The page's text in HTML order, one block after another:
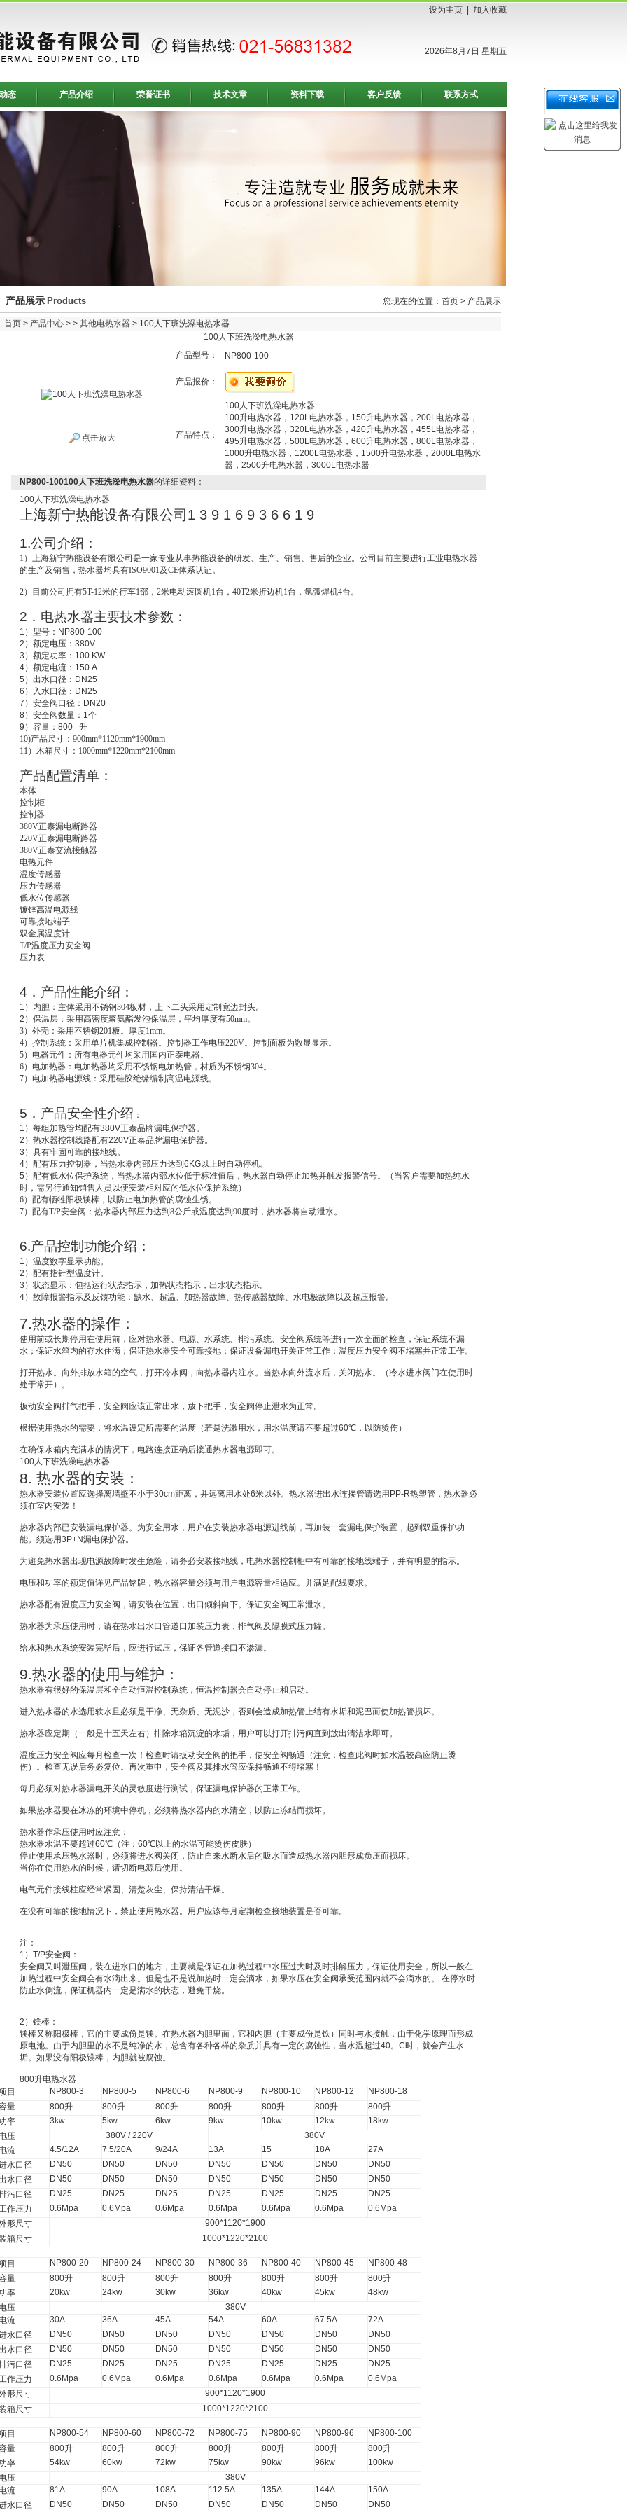
设为主页 加入收藏
2026年8月7日 星期五
态 产品介绍 荣誉证书 技术文章 资料下载 客户反馈 联系方式
产品展示 Products 您现在的位置： 首页 > 产品展示
首页 > 产品中心 > > 其他电热水器 > 100人下班洗澡电热水器
100人下班洗澡电热水器
点击放大
产品型号： NP800-100
产品报价：
产品特点：
100人下班洗澡电热水器
100升电热水器，120L电热水器，150升电热水器，200L电热水器，
300升电热水器，320L电热水器，420升电热水器，455L电热水器，
495升电热水器，500L电热水器，600升电热水器，800L电热水器，
1000升电热水器，1200L电热水器，1500升电热水器，2000L电热水
器，2500升电热水器，3000L电热水器
NP800-100100人下班洗澡电热水器的详细资料：
100人下班洗澡电热水器
上海新宁热能设备有限公司 1 3 9 1 6 9 3 6 6 1 9
1.公司介绍：
1 ）上海新宁热能设备有限公司是一家专业从事热能设备的研发、生产、销售、售后的企业。公司目前主要进行工业电热水器
的生产及销售，热水器均具有ISO9001及CE体系认证。
2）目前公司拥有5T-12米的行车1部，2米电动滚圆机1台，40T2米折边机1台，氩弧焊机4台。
2 ．电热水器主要技术参数：
1 ）型号： NP800-100
2 ）额定电压： 380V
3 ）额定功率： 100 KW
4）额定电流： 150 A
5 ）出水口径： DN25
6 ）入水口径： DN25
7 ）安全阀口径： DN20
8）安全阀数量： 1个
9 ）容量： 800 升
10)产品尺寸：900mm*1120mm*1900mm
11 ）木箱尺寸：1000mm*1220mm*2100mm
产品配置清单：
本体
控制柜
控制器
380V正泰漏电断路器
220V正泰漏电断路器
380V正泰交流接触器
电热元件
温度传感器
压力传感器
低水位传感器
镀锌高温电源线
可靠接地端子
双金属温度计
T/P温度压力安全阀
压力表
4 ．产品性能介绍：
1 ） 内胆：主体采用不锈钢304板材，上下二头采用定制宽边封头。
2 ） 保温层：采用高密度聚氨酯发泡保温层，平均厚度有50mm。
3）外壳：采用不锈钢201板。厚度1mm。
4）控制系统：采用单片机集成控制器。控制器工作电压220V。控制面板为数显显示。
5）电器元件：所有电器元件均采用国内正泰电器。
6）电加热器：电加热器均采用不锈钢电加热管，材质为不锈钢304。
7）电加热器电源线：采用硅胶绝缘编制高温电源线。
5 ．产品安全性介绍 ：
1 ）每组加热管均配有380V正泰品牌漏电保护器。
2 ）热水器控制线路配有220V正泰品牌漏电保护器。
3 ）具有牢固可靠的接地线。
4）配有压力控制器，当热水器内部压力达到 6KG以上时自动停机。
5 ）配有低水位保护系统， 当热水器内部水位低于标准值后，热水器自动停止加热并触发报警信号。（当客户需要加热纯水
时，需另行通知销售人员以便安装相对应的低水位保护系统）
6）配有牺牲阳极镁棒，以防止电加热管的腐蚀生锈。
7）配有T/P安全阀：热水器内部压力达到8公斤或温度达到90度时，热水器将自动泄水。
6.产品控制功能介绍：
1 ）温度数字显示功能。
2 ）配有指针型温度计。
3 ）状态显示：包括运行状态指示，加热状态指示，出水状态指示。
4）故障报警指示及反馈功能：缺水、超温、加热器故障、热传感器故障、水电极故障以及超压报警。
7.热水器的操作：
使用前或长期停用在使用前，应对热水器、电源、水系统、排污系统、安全阀系统等进行一次全面的检查，保证系统不漏
水；保证水箱内的存水住满；保证热水器安全可靠接地；保证设备漏电开关正常工作；温度压力安全阀不堵塞并正常工作。
打开热水。向外排放水箱的空气，打开冷水阀，向热水器内注水。当热水向外流水后，关闭热水。（冷水进水阀门在使用时
处于常开）。
扳动安全阀排气把手，安全阀应该正常出水，放下把手，安全阀停止泄水为正常。
根据使用热水的需要，将水温设定所需要的温度（若是洗漱用水，用水温度请不要超过60℃ ，以防烫伤）
在确保水箱内充满水的情况下，电路连接正确后接通热水器电源即可。
100人下班洗澡电热水器
8. 热水器的安装：
热水器安装位置应选择离墙壁不小于30cm距离，并远离用水处6米以外。热水器进出水连接管请选用 PP-R热塑管，热水器必
须在室内安装！
热水器内部已安装漏电保护器。为安全用水，用户在安装热水器电源进线前，再加装一套漏电保护装置，起到双重保护功
能。须选用3P+N漏电保护器。
为避免热水器出现电源故障时发生危险，请务必安装接地线，电热水器控制柜中有可靠的接地线端子，并有明显的指示。
电压和功率的额定值详见产品铭牌，热水器容量必须与用户电源容量相适应。并满足配线要求。
热水器配有温度压力安全阀，请安装在位置，出口倾斜向下。保证安全阀正常泄水。
热水器为承压使用时，请在热水出水口管道口加装压力表，排气阀及隔膜式压力罐。
给水和热水系统安装完毕后，应进行试压，保证各管道接口不渗漏。
9.热水器的使用与维护：
热水器有很好的保温层和全自动恒温控制系统，恒温控制器会自动停止和启动。
进入热水器的水选用软水且必须是干净、无杂质、无泥沙，否则会造成加热管上结有水垢和泥巴而使加热管损坏。
热水器应定期（一般是十五天左右）排除水箱沉淀的水垢，用户可以打开排污阀直到放出清洁水即可。
温度压力安全阀应每月检查一次！检查时请扳动安全阀的把手，使安全阀畅通（注意：检查此阀时如水温较高应防止烫
伤）。检查无误后务必复位。再次重申，安全阀及其排水管应保持畅通不得堵塞！
每月必须对热水器漏电开关的灵敏度进行测试，保证漏电保护器的正常工作。
如果热水器要在冰冻的环境中停机，必须将热水器内的水清空，以防止冻结而损坏。
热水器作承压使用时应注意：
热水器水温不要超过60℃ （注： 60℃以上的水温可能烫伤皮肤）
停止使用承压热水器时，必须将进水阀关闭，防止自来水断水后的吸水而造成热水器内胆形成负压而损坏。
当你在使用热水的时候，请切断电源后使用。
电气元件接线柱应经常紧固、清楚灰尘、保持清洁干燥。
在没有可靠的接地情况下，禁止使用热水器。用户应该每月定期检查接地装置是否可靠。
注：
1 ） T/P安全阀：
安全阀又叫泄压阀 ，装在进水口的地方，主要就是保证在加热过程中水压过大时及时排解压力，保证使用安全，所以一般在
加热过程中安全阀会有水滴出来。但是也不是说加热时一定会滴水，如果水压在安全阀承受范围内就不会滴水的。
在停水时
防止水倒流，保证机器内一定是满水的状态，避免干烧。
2 ） 镁棒：
镁棒又称阳极棒 ，它的主要成份是镁。在热水器内胆里面，它和内胆（主要成份是铁）同时与水接触，由于化学原理而形成
原电池。由于内胆里的水不是纯净的水，总含有各种各样的杂质并具有一定的腐蚀性，当水温超过40。 C时，就会产生水
垢。如果没有阳极镁棒，内胆就被腐蚀。
800升电热水器
目
NP800-3 NP800-5 NP800-6 NP800-9 NP800-10 NP800-12
NP800-18
量
800升 800升 800升 800升 800升 800升 800升
率
3kw 5kw 6kw 9kw 10kw 12kw
18kw
压
380V / 220V
380V
流
4.5/12A 7.5/20A 9/24A 13A 15 18A
27A
水口径
DN50 DN50 DN50 DN50 DN50 DN50
DN50
水口径
DN50 DN50 DN50 DN50 DN50 DN50
DN50
污口径
DN25 DN25 DN25 DN25 DN25 DN25
DN25
作压力
0.6Mpa 0.6Mpa 0.6Mpa 0.6Mpa 0.6Mpa 0.6Mpa
0.6Mpa
形尺寸
900*1120*1900
箱尺寸
1000*1220*2100
目 NP800-20 NP800-24 NP800-30 NP800-36 NP800-40 NP800-45
NP800-48
量
800升 800升 800升 800升 800升 800升 800升
率
20kw 24kw 30kw 36kw 40kw 45kw
48kw
压
380V
流
30A 36A 45A 54A 60A 67.5A
72A
水口径
DN50 DN50 DN50 DN50 DN50 DN50
DN50
水口径
DN50 DN50 DN50 DN50 DN50 DN50
DN50
污口径
DN25 DN25 DN25 DN25 DN25 DN25
DN25
作压力
0.6Mpa 0.6Mpa 0.6Mpa 0.6Mpa 0.6Mpa 0.6Mpa
0.6Mpa
形尺寸
900*1120*1900
箱尺寸
1000*1220*2100
目 NP800-54 NP800-60 NP800-72 NP800-75 NP800-90 NP800-96 NP800-100
量
800升 800升 800升 800升 800升 800升 800升
率
54kw 60kw 72kw 75kw 90kw 96kw
100kw
压
380V
流
81A 90A 108A 112.5A 135A 144A
150A
水口径
DN50 DN50 DN50 DN50 DN50 DN50 DN50